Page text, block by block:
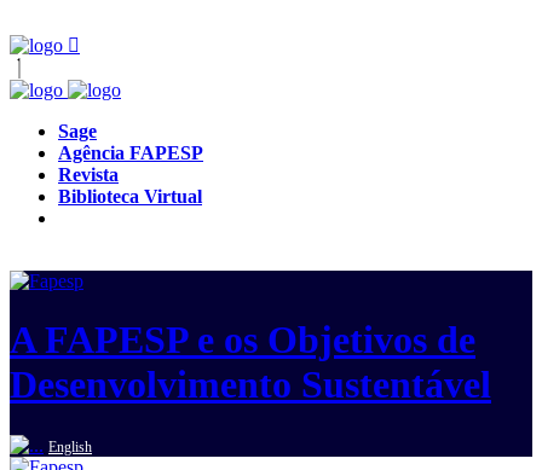
Sage
Agência FAPESP
Revista
Biblioteca Virtual
A FAPESP e os Objetivos de
Desenvolvimento Sustentável
English